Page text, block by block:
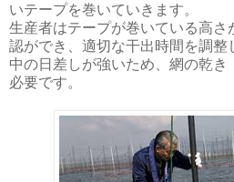
いテープを巻いていきます。
生産者はテープが巻いている高さ
認ができ、適切な干出時間を調整
中の日差しが強いため、網の乾
必要です。